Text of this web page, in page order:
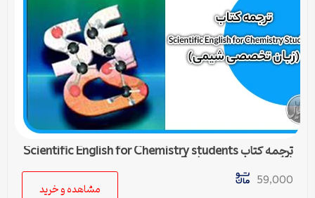
ترجمه کتاب Scientific English for Chemistry students
(زبان تخصصی شیمی) – 5
59,000
مشاهده و خرید